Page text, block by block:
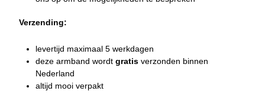
Verzending:
levertijd maximaal 5 werkdagen
deze armband wordt gratisverzonden binnen
Nederland
altijd mooi verpakt